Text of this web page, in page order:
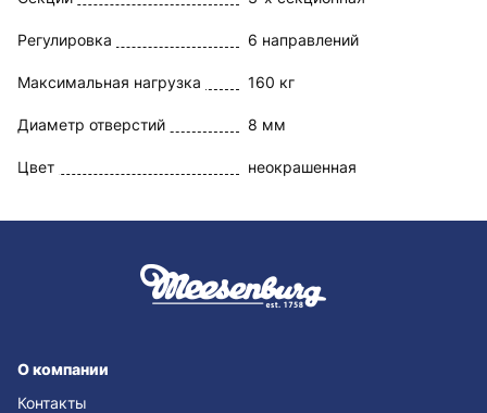
Регулировка 6 направлений
Максимальная нагрузка 160 кг
Диаметр отверстий 8 мм
Цвет неокрашенная
О компании
Контакты